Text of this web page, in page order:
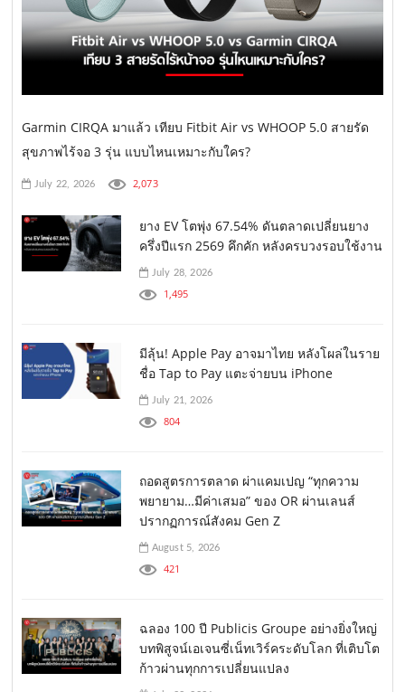
Garmin CIRQA มาแล้ว เทียบ Fitbit Air vs WHOOP 5.0 สายรัด
สุขภาพไร้จอ 3 รุ่น แบบไหนเหมาะกับใคร?
July 22, 2026 2,073
ยาง EV โตพุ่ง 67.54% ดันตลาดเปลี่ยนยาง
ครึ่งปีแรก 2569 คึกคัก หลังครบวงรอบใช้งาน
July 28, 2026
1,495
มีลุ้น! Apple Pay อาจมาไทย หลังโผล่ในราย
ชื่อ Tap to Pay แตะจ่ายบน iPhone
July 21, 2026
804
ถอดสูตรการตลาด ผ่าแคมเปญ “ทุกความ
พยายาม…มีค่าเสมอ” ของ OR ผ่านเลนส์
ปรากฏการณ์สังคม Gen Z
August 5, 2026
421
ฉลอง 100 ปี Publicis Groupe อย่างยิ่งใหญ่
บทพิสูจน์เอเจนซี่เน็ทเวิร์คระดับโลก ที่เติบโต
ก้าวผ่านทุกการเปลี่ยนแปลง